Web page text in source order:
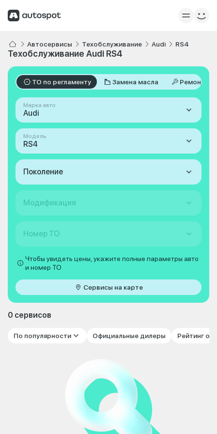
Автосервисы Техобслуживание Audi RS4
Техобслуживание Audi RS4
ТО по регламенту Замена масла Ремонт
Марка авто
Audi
Модель
RS4
Поколение
Модификация
Номер ТО
Чтобы увидеть цены, укажите полные параметры авто
и номер ТО
Сервисы на карте
0 сервисов
По популярности Официальные дилеры Рейтинг